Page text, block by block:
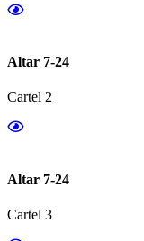
Altar 7-24
Cartel 2
Altar 7-24
Cartel 3